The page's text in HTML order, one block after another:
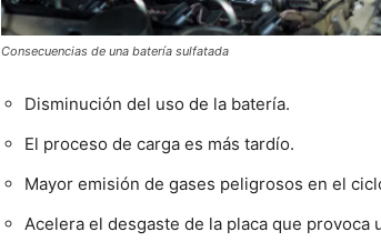
Consecuencias de una batería sulfatada
Disminución del uso de la batería.
El proceso de carga es más tardío.
Mayor emisión de gases peligrosos en el
Acelera el desgaste de la placa que provoca